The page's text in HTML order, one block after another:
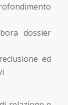
dossier
ed